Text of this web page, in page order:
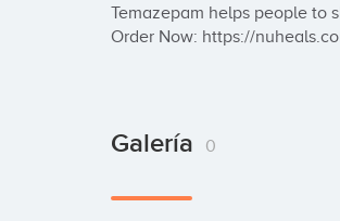
Temazepam helps people to
Order Now: https://
Galería 0